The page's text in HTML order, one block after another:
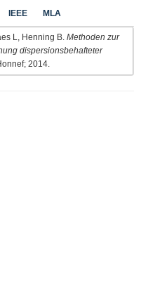
IEEE MLA
L, Henning B. Methoden zur
dispersionsbehafteter
2014.